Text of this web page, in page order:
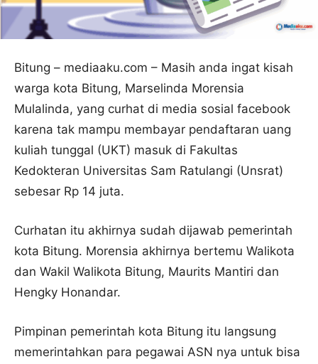
Bitung – mediaaku.com – Masih anda ingat kisah
warga kota Bitung, Marselinda Morensia
Mulalinda, yang curhat di media sosial facebook
karena tak mampu membayar pendaftaran uang
kuliah tunggal (UKT) masuk di Fakultas
Kedokteran Universitas Sam Ratulangi (Unsrat)
sebesar Rp 14 juta.
Curhatan itu akhirnya sudah dijawab pemerintah
kota Bitung. Morensia akhirnya bertemu Walikota
dan Wakil Walikota Bitung, Maurits Mantiri dan
Hengky Honandar.
Pimpinan pemerintah kota Bitung itu langsung
memerintahkan para pegawai ASN nya untuk bisa